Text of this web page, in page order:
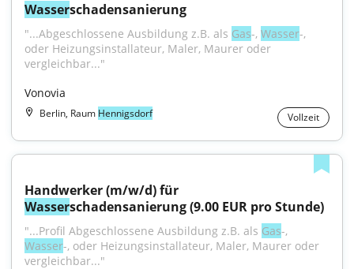
Wasserschadensanierung
"...Abgeschlossene Ausbildung z.B. als Gas-, Wasser-,
oder Heizungsinstallateur, Maler, Maurer oder
vergleichbar..."
Vonovia
Berlin, Raum Hennigsdorf Vollzeit
Wasserschadensanierung (9.00 EUR pro Stunde)
"...Profil Abgeschlossene Ausbildung z.B. als Gas
Wasser-, oder Heizungsinstallateur, Maler, Maurer oder
vergleichbar..."